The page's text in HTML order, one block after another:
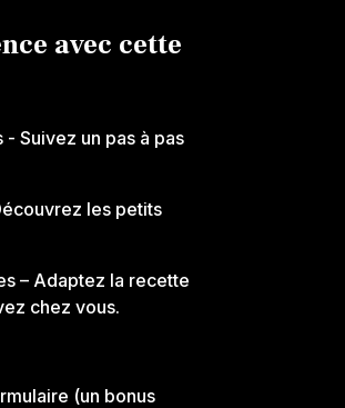
avec cette
- Suivez un pas à pas
les petits
– Adaptez la recette
chez vous.
(un bonus